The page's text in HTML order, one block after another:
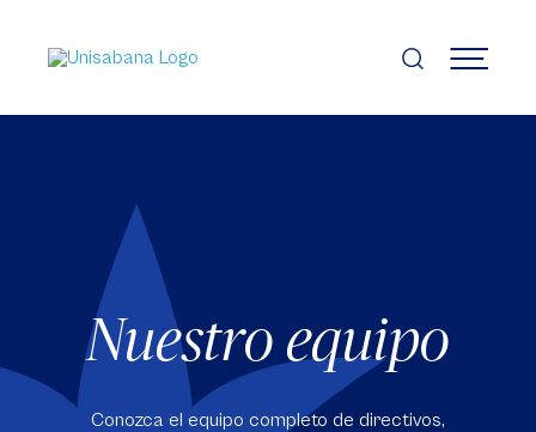
contenido
principal
MENÚ
Nuestro equipo
Conozca el equipo completo de directivos,